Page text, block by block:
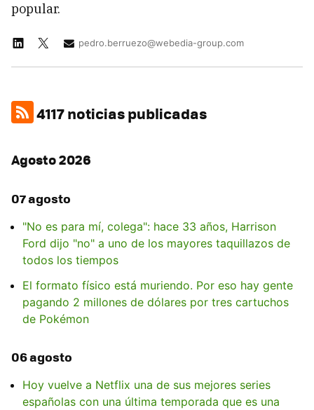
popular.
pedro.berruezo@webedia-group.com
4117 noticias publicadas
Agosto 2026
07 agosto
"No es para mí, colega": hace 33 años, Harrison
Ford dijo "no" a uno de los mayores taquillazos de
todos los tiempos
El formato físico está muriendo. Por eso hay gente
pagando 2 millones de dólares por tres cartuchos
de Pokémon
06 agosto
Hoy vuelve a Netflix una de sus mejores series
españolas con una última temporada que es una